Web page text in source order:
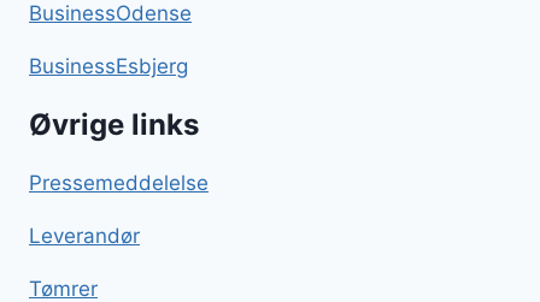
BusinessOdense
BusinessEsbjerg
Øvrige links
Pressemeddelelse
Leverandør
Tømrer